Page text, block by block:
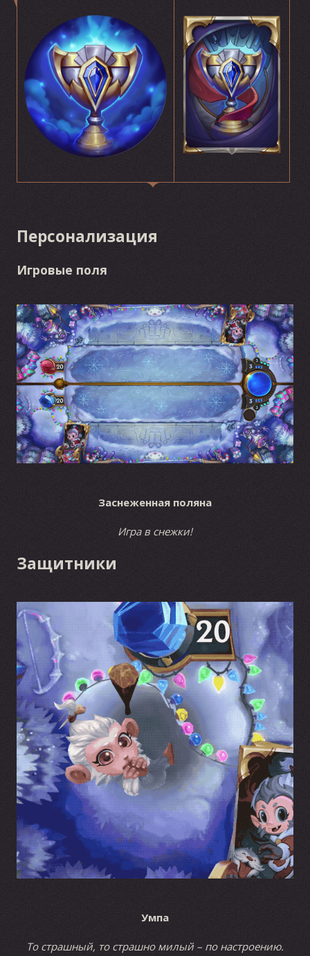
Персонализация
Игровые поля
Заснеженная поляна
Игра в снежки!
Защитники
Умпа
То страшный, то страшно милый – по настроению.